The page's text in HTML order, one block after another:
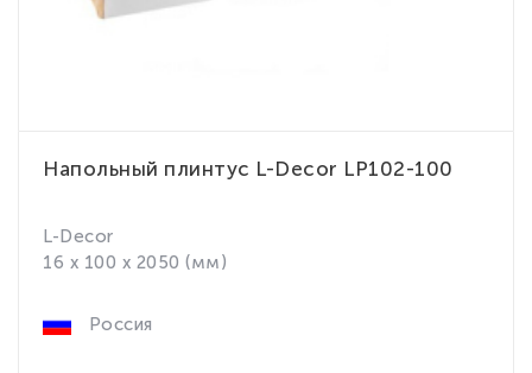
Напольный плинтус L-Decor LP102-100
L-Decor
16 x 100 x 2050 (мм)
Россия